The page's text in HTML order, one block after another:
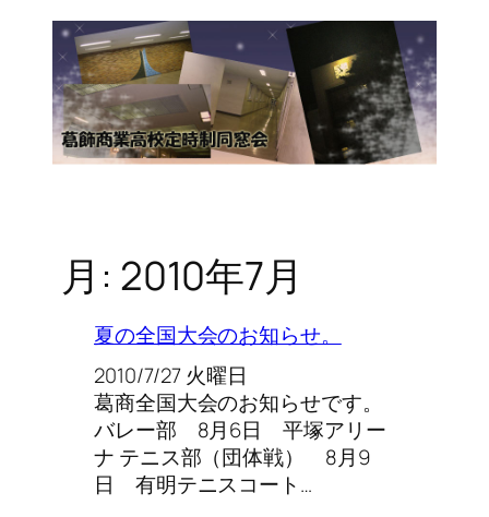
月: 2010年7月
夏の全国大会のお知らせ。
2010/7/27 火曜日
葛商全国大会のお知らせです。
バレー部 8月6日 平塚アリー
ナ テニス部（団体戦） 8月9
日 有明テニスコート…